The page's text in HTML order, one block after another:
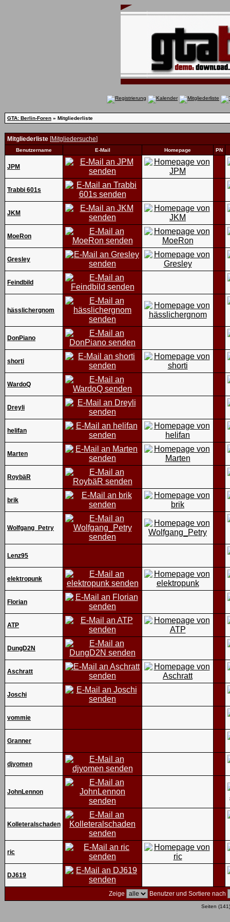
GTA: Berlin-Foren » Mitgliederliste
Mitgliederliste [Mitgliedersuche]
Benutzername E-Mail Homepage PN
JPM
Trabbi 601s
JKM
MoeRon
Gresley
Feindbild
hässlichergnom
DonPiano
shorti
WardoQ
Dreyli
helifan
Marten
RoybäR
brik
Wolfgang_Petry
Lenz95
elektropunk
Florian
ATP
DungD2N
Aschratt
Joschi
vommie
Granner
djyomen
JohnLennon
Kolleteralschaden
ric
DJ619
Zeige Benutzer und Sortiere nach
Seiten